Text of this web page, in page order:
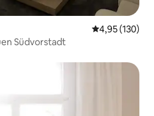
Średnia
4,95 (130)
Südvorstadt